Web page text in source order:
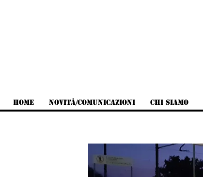
Home Novità/Comunicazioni Chi siamo